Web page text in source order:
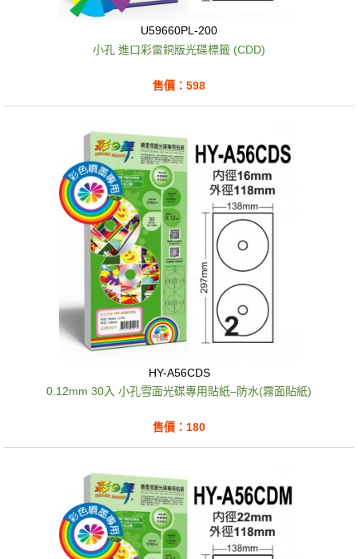
U59660PL-200
小孔 進口彩雷銅版光碟標籤 (CDD)
售價：598
HY-A56CDS
0.12mm 30入 小孔雪面光碟專用貼紙–防水(霧面貼紙)
售價：180